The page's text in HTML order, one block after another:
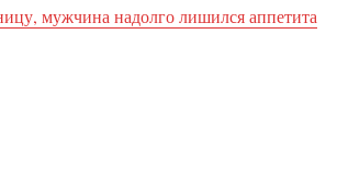
мужчина надолго лишился аппетита